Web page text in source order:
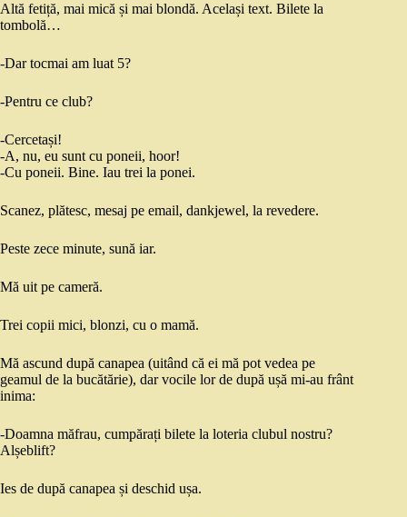
Altă fetiță, mai mică și mai blondă. Același text. Bilete la
tombolă…
-Dar tocmai am luat 5?
-Pentru ce club?
-Cercetași!
-A, nu, eu sunt cu poneii, hoor!
-Cu poneii. Bine. Iau trei la ponei.
Scanez, plătesc, mesaj pe email, dankjewel, la revedere.
Peste zece minute, sună iar.
Mă uit pe cameră.
Trei copii mici, blonzi, cu o mamă.
Mă ascund după canapea (uitând că ei mă pot vedea pe
geamul de la bucătărie), dar vocile lor de după ușă mi-au frânt
inima:
-Doamna măfrau, cumpărați bilete la loteria clubul nostru?
Alșeblift?
Ies de după canapea și deschid ușa.